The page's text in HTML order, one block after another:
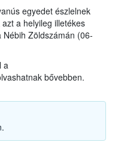
egyedet észlelnek
a helyileg illetékes
Zöldszámán (06-
a
bővebben.